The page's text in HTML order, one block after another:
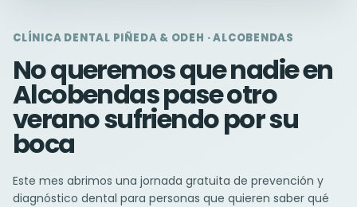
CLÍNICA DENTAL PIÑEDA & ODEH · ALCOBENDAS
No queremos que nadie en
Alcobendas pase otro
verano sufriendo por su
boca
Este mes abrimos una jornada gratuita de prevención y
diagnóstico dental para personas que quieren saber qué